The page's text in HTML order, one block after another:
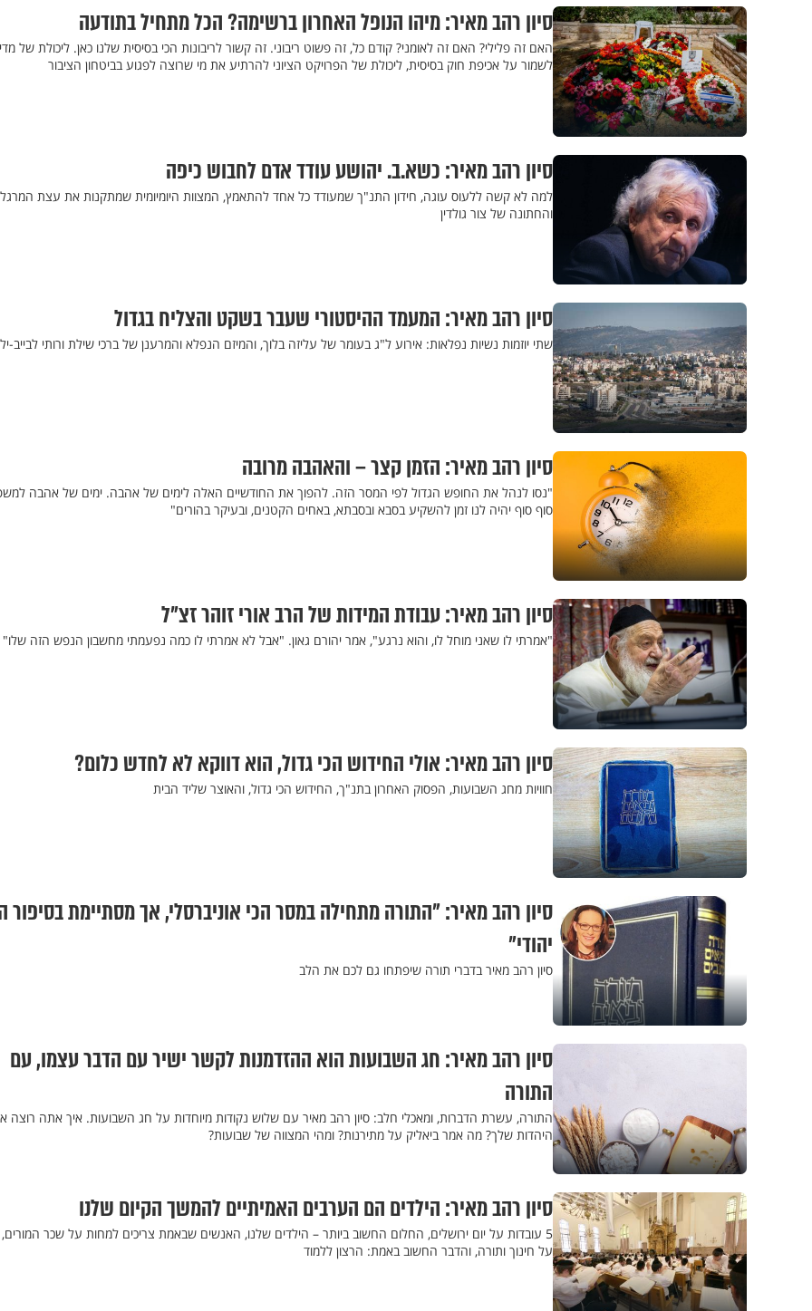
סיון רהב מאיר: מיהו הנופל האחרון ברשימה? הכל מתחיל בתודעה
האם זה פלילי? האם זה לאומני? קודם כל, זה פשוט ריבוני. זה קשור לריבונות הכי בסיסית שלנו כאן. ליכולת של
לשמור על אכיפת חוק בסיסית, ליכולת של הפרויקט הציוני להרתיע את מי שרוצה לפגוע בביטחון הציבור
סיון רהב מאיר: כשא.ב. יהושע עודד אדם לחבוש כיפה
למה לא קשה ללעוס עוגה, חידון התנ"ך שמעודד כל אחד להתאמץ, המצוות היומיומית שמתקנות את עצת
והחתונה של צור גולדין
סיון רהב מאיר: המעמד ההיסטורי שעבר בשקט והצליח בגדול
שתי יוזמות נשיות נפלאות: אירוע ל"ג בעומר של עליזה בלוך, והמיזם הנפלא והמרענן של ברכי שילת ורותי לבייב-
סיון רהב מאיר: הזמן קצר – והאהבה מרובה
"נסו לנהל את החופש הגדול לפי המסר הזה. להפוך את החודשיים האלה לימים של אהבה. ימים של אהבה
סוף סוף יהיה לנו זמן להשקיע בסבא ובסבתא, באחים הקטנים, ובעיקר בהורים"
סיון רהב מאיר: עבודת המידות של הרב אורי זוהר זצ"ל
"אמרתי לו שאני מוחל לו, והוא נרגע", אמר יהורם גאון. "אבל לא אמרתי לו כמה נפעמתי מחשבון הנפש הזה שלו"
סיון רהב מאיר: אולי החידוש הכי גדול, הוא דווקא לא לחדש כלום?
חוויות מחג השבועות, הפסוק האחרון בתנ"ך, החידוש הכי גדול, והאוצר שליד הבית
סיון רהב מאיר: "התורה מתחילה במסר הכי אוניברסלי, אך מסתיימת בסיפור
יהודי"
סיון רהב מאיר בדברי תורה שיפתחו גם לכם את הלב
סיון רהב מאיר: חג השבועות הוא ההזדמנות לקשר ישיר עם הדבר עצמו, עם
התורה
התורה, עשרת הדברות, ומאכלי חלב: סיון רהב מאיר עם שלוש נקודות מיוחדות על חג השבועות. איך אתה רוצה
היהדות שלך? מה אמר ביאליק על מתירנות? ומהי המצווה של שבועות?
סיון רהב מאיר: הילדים הם הערבים האמיתיים להמשך הקיום שלנו
5 עובדות על יום ירושלים, החלום החשוב ביותר – הילדים שלנו, האנשים שבאמת צריכים למחות על שכר
על חינוך ותורה, והדבר החשוב באמת: הרצון ללמוד